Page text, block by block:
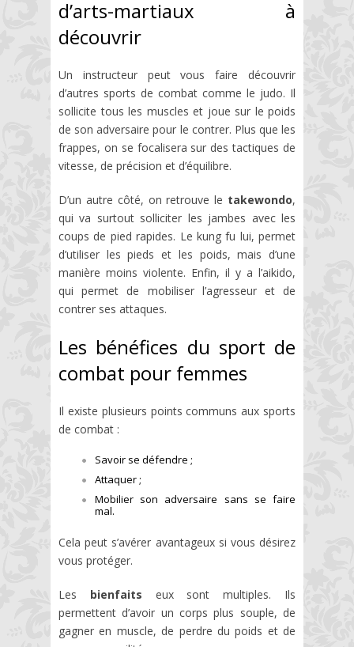
d’arts-martiaux à
découvrir
Un instructeur peut vous faire découvrir
d’autres sports de combat comme le judo. Il
sollicite tous les muscles et joue sur le poids
de son adversaire pour le contrer. Plus que les
frappes, on se focalisera sur des tactiques de
vitesse, de précision et d’équilibre.
D’un autre côté, on retrouve le takewondo,
qui va surtout solliciter les jambes avec les
coups de pied rapides. Le kung fu lui, permet
d’utiliser les pieds et les poids, mais d’une
manière moins violente. Enfin, il y a l’aikido,
qui permet de mobiliser l’agresseur et de
contrer ses attaques.
Les bénéfices du sport de
combat pour femmes
Il existe plusieurs points communs aux sports
de combat :
Savoir se défendre ;
Attaquer ;
Mobilier son adversaire sans se faire
mal.
Cela peut s’avérer avantageux si vous désirez
vous protéger.
Les bienfaits eux sont multiples. Ils
permettent d’avoir un corps plus souple, de
gagner en muscle, de perdre du poids et de